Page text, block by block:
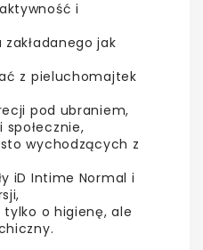
i
jak
z pieluchomajtek
pod ubraniem,
wychodzących z
iD Intime Normal i
o higienę, ale